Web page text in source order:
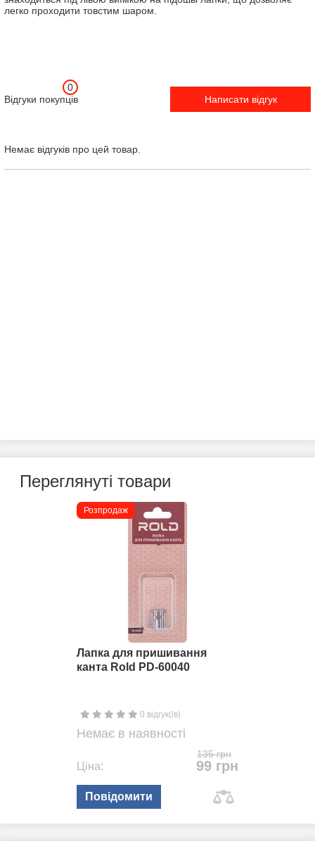
легко проходити товстим шаром.
Відгуки покупців
0
Написати відгук
Немає відгуків про цей товар.
Переглянуті товари
Розпродаж
Лапка для пришивання
канта Rold PD-60040
0 відгук(ів)
Немає в наявності
135 грн
Ціна: 99 грн
Повідомити